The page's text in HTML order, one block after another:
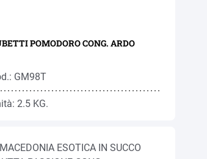
POMODORO CONG. ARDO
GM98T
2.5 KG.